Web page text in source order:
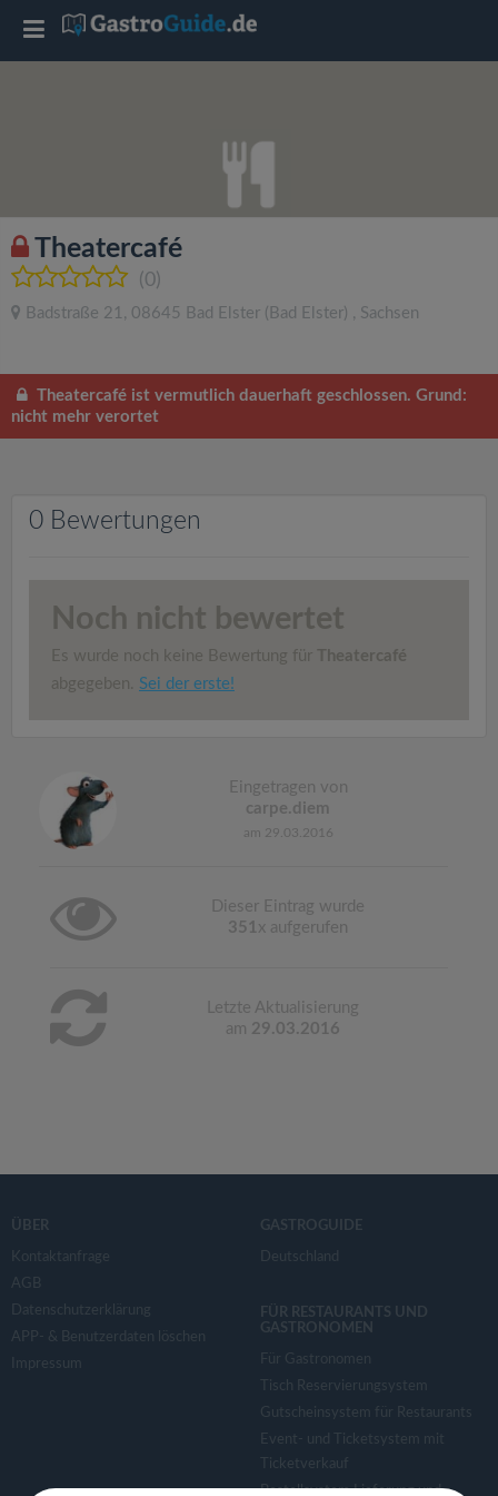
Theatercafé
(0)
Badstraße 21 , 08645 Bad Elster (Bad Elster) , Sachsen
Theatercafé ist vermutlich dauerhaft geschlossen. Grund:
nicht mehr verortet
0 Bewertungen
Noch nicht bewertet
Es wurde noch keine Bewertung für
Theatercafé
abgegeben. Sei der erste!
Eingetragen von
carpe.diem
am 29.03.2016
Dieser Eintrag wurde
351 x aufgerufen
Letzte Aktualisierung
am 29.03.2016
ÜBER
Kontaktanfrage
AGB
Datenschutzerklärung
APP- & Benutzerdaten löschen
Impressum
GASTROGUIDE
Deutschland
FÜR RESTAURANTS UND
GASTRONOMEN
Für Gastronomen
Tisch Reservierungsystem
Gutscheinsystem für Restaurants
Event- und Ticketsystem mit
Ticketverkauf
Bestellsystem Lieferung und
T
l
e
a
n